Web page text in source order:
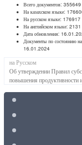
Всего документов: 355649
На казахском языке:
На русском языке: 176917
На английском языке: 2131
Дата обновления:
Документы по состоянию
16.01.2024
на Русском
Об утверждении Правил
повышения продуктивности